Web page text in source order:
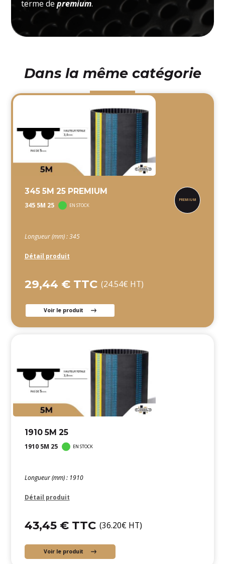
terme depremium.
Dans la même catégorie
345 5M 25 PREMIUM
345 5M 25 EN STOCK
Longueur (mm) : 345
Détail produit
29,44 € TTC (24.54€ HT)
Voir le produit
1910 5M 25
1910 5M 25 EN STOCK
Longueur (mm) : 1910
Détail produit
43,45 € TTC (36.20€ HT)
Voir le produit